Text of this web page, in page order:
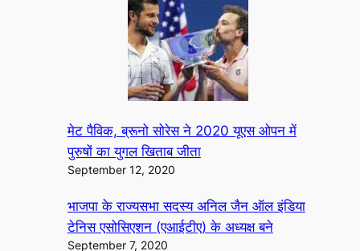
मेट पैविक, ब्रूनो सोरेस ने 2020 यूएस ओपन में
पुरुषों का युगल खिताब जीता
September 12, 2020
भाजपा के राज्यसभा सदस्य अनिल जैन ऑल इंडिया
टेनिस एसोसिएशन (एआईटीए) के अध्यक्ष बने
September 7, 2020